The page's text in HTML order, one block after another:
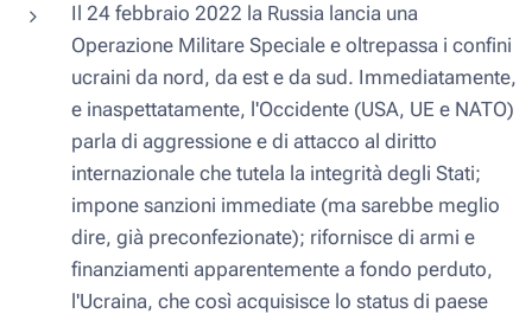
Il 24 febbraio 2022 la Russia lancia una
Operazione Militare Speciale e oltrepassa i confini
ucraini da nord, da est e da sud. Immediatamente,
e inaspettatamente, l'Occidente (USA, UE e NATO)
parla di aggressione e di attacco al diritto
internazionale che tutela la integrità degli Stati;
impone sanzioni immediate (ma sarebbe meglio
dire, già preconfezionate); rifornisce di armi e
finanziamenti apparentemente a fondo perduto,
l'Ucraina, che così acquisisce lo status di paese